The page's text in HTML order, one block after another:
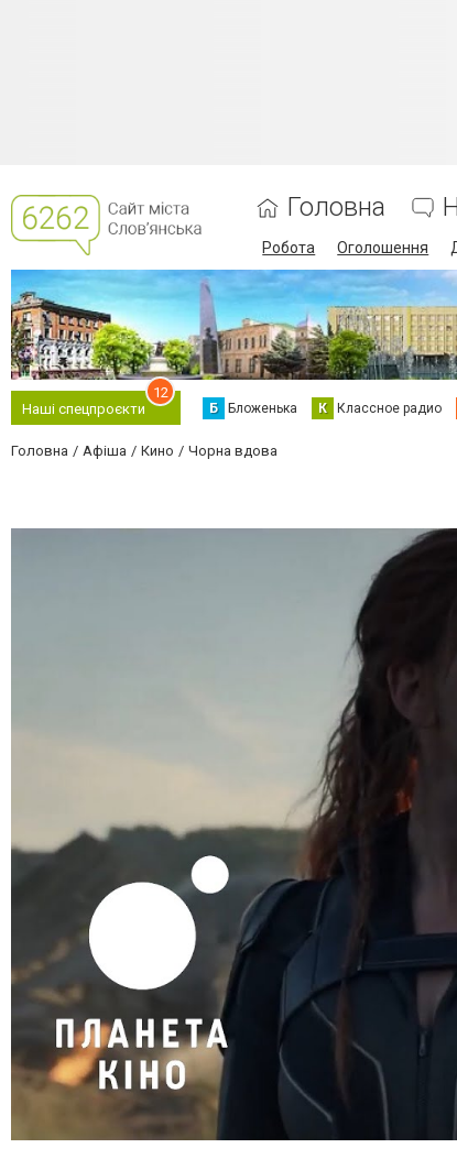
Головна
Робота Оголошення
Наші спецпроєкти
12
Б Бложенька К Классное радио
Головна Афіша Кино Чорна вдова